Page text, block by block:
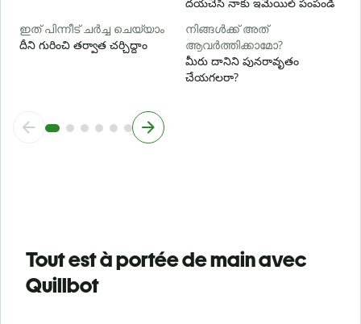
ഇത് പിന്നീട് ചർച്ച ചെയ്യാം
దీని గురించి తర్వాత చర్చిద్దాం
നിങ്ങൾക്ക് അത്
ആവർത്തിക്കാമോ?
మీరు దానిని పునరావృతం
చేయగలరా?
Tout est à portée de main avec
Quillbot